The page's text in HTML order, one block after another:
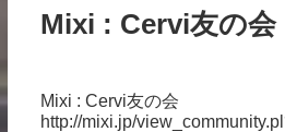
Mixi : Cervi友の会
Mixi : Cervi友の会
http://mixi.jp/